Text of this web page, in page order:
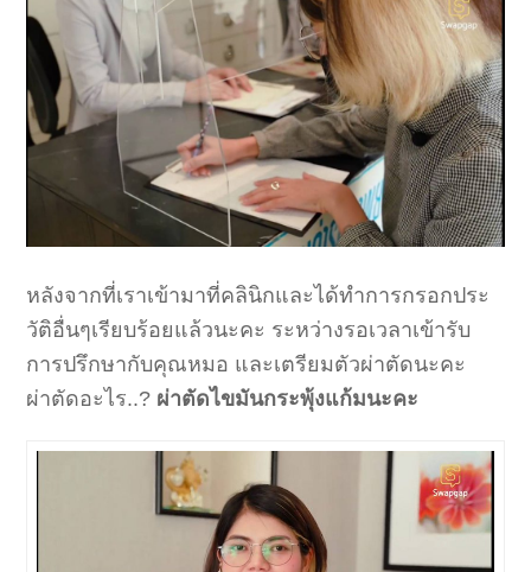
หลังจากที่เราเข้ามาที่คลินิกและได้ทำการกรอกประ
วัติอื่นๆเรียบร้อยแล้วนะคะ ระหว่างรอเวลาเข้ารับ
การปรึกษากับคุณหมอ และเตรียมตัวผ่าตัดนะคะ
ผ่าตัดอะไร..? ผ่าตัดไขมันกระพุ้งแก้มนะคะ